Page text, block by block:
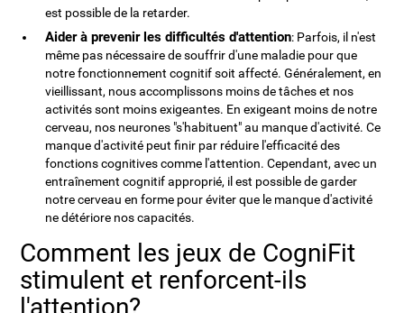
est possible de la retarder.
Aider à prevenir les difficultés d'attention: Parfois, il n'est
même pas nécessaire de souffrir d'une maladie pour que
notre fonctionnement cognitif soit affecté. Généralement, en
vieillissant, nous accomplissons moins de tâches et nos
activités sont moins exigeantes. En exigeant moins de notre
cerveau, nos neurones "s'habituent" au manque d'activité. Ce
manque d'activité peut finir par réduire l'efficacité des
fonctions cognitives comme l'attention. Cependant, avec un
entraînement cognitif approprié, il est possible de garder
notre cerveau en forme pour éviter que le manque d'activité
ne détériore nos capacités.
Comment les jeux de CogniFit
stimulent et renforcent-ils